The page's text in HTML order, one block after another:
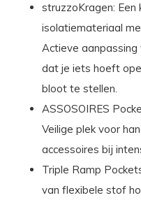
struzzoKragen:
isolatiemateriaal
Actieve aanpassing
dat je iets hoeft
bloot te stellen.
ASSOSOIRES
Veilige plek voor
accessoires bij
Triple Ramp
van flexibele stof